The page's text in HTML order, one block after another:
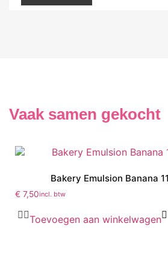
Vaak samen gekocht
Bakery Emulsion Banana
€ 7,50incl. btw
Toevoegen aan winkelwagen